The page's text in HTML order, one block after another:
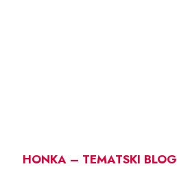
HONKA – TEMATSKI BLOG